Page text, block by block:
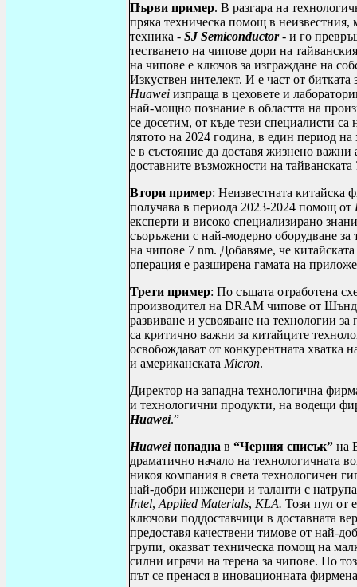
Първи пример. В разгара на
пряка техническа помощ в
техника - SJ Semiconductor- и го
тестването на чипове дори на
на чипове е ключов за изграждане на
Изкуствен интелект. И е част от
Huawei изпраща в цеховете и
най-мощно познание в областта на
се досетим, от къде тези специалисти са
лятото на 2024 година, в един период
е в състояние да доставя жизнено важни
доставните възможности на тайванската
Втори пример: Неизвестната китайска
получава в периода 2023-2024 помощ от
експерти и високо специализирано
съоръжени с най-модерно оборудване за
на чипове 7 nm. Добавяме, че
операция е разширена гамата на
Трети пример: По същата отработена
производител на DRAM чипове от
развиване и усвояване на технологии
са критично важни за китайците
освобождават от конкурентната хватка
и американската Micron.
Директор на западна технологична
и технологични продукти, на водещи
Huawei.”
Huaweiпопадна в “Черния списък” на
драматично начало на технологичната
никоя компания в света технологичен
най-добри инженери и таланти с
Intel, Applied Materials, KLA. Този пул от
ключови поддоставчици в доставната
предоставя качествени тимове от най-
групи, оказват техническа помощ на
силни играчи на терена за чипове. По
път се пренася в иновационната